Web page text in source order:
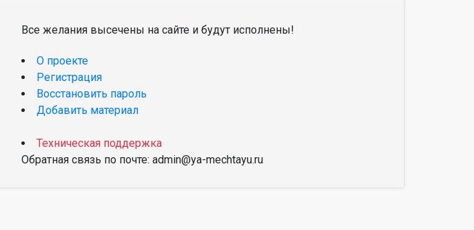
Все желания высечены на сайте и будут исполнены!
О проекте
Регистрация
Восстановить пароль
Добавить материал
Техническая поддержка
Обратная связь по почте: admin@ya-mechtayu.ru